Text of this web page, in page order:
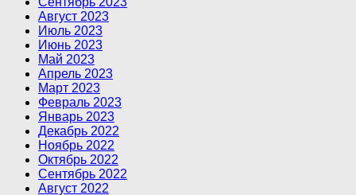
Август 2023
Июль 2023
Июнь 2023
Май 2023
Апрель 2023
Март 2023
Февраль 2023
Январь 2023
Декабрь 2022
Ноябрь 2022
Октябрь 2022
Сентябрь 2022
Август 2022